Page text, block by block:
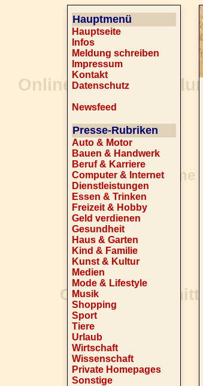
Hauptmenü
Hauptseite
Infos
Meldung schreiben
Impressum
Kontakt
Datenschutz
Newsfeed
Presse-Rubriken
Auto & Motor
Bauen & Handwerk
Beruf & Karriere
Computer & Internet
Dienstleistungen
Essen & Trinken
Freizeit & Hobby
Geld verdienen
Gesundheit
Haus & Garten
Kind & Familie
Kunst & Kultur
Medien
Mode & Lifestyle
Musik
Shopping
Sport
Tiere
Urlaub
Wirtschaft
Wissenschaft
Private Homepages
Sonstige